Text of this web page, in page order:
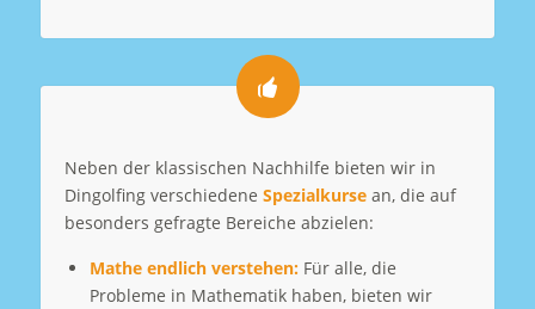
Neben der klassischen Nachhilfe bieten wir in
Dingolfing verschiedene Spezialkursean, die auf
besonders gefragte Bereiche abzielen:
Mathe endlich verstehen:Für alle, die
Probleme in Mathematik haben, bieten wir